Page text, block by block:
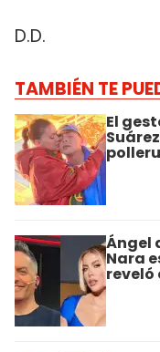
D.D.
TAMBIÉN TE
El
Ángel
Nara
reveló